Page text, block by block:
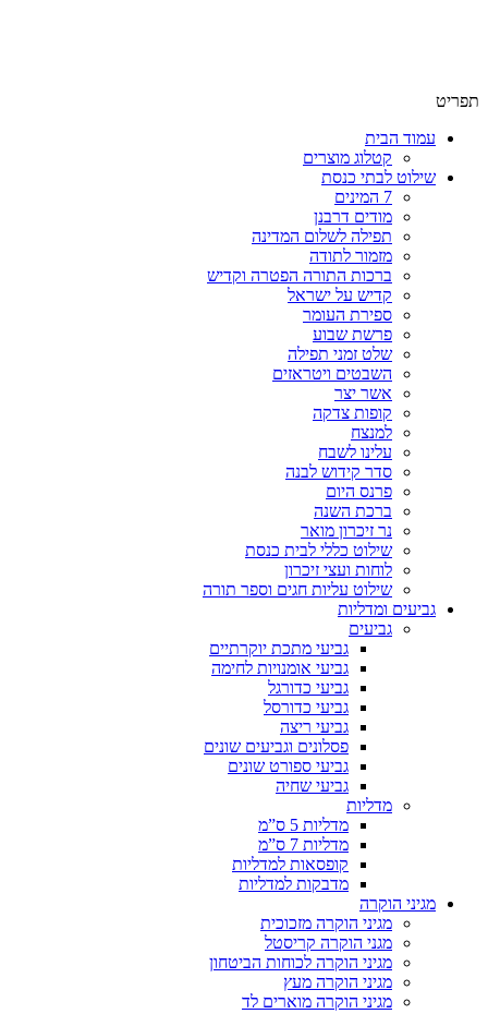
תפריט
עמוד הבית
קטלוג מוצרים
שילוט לבתי כנסת
7 המינים
מודים דרבנן
תפילה לשלום המדינה
מזמור לתודה
ברכות התורה הפטרה וקדיש
קדיש על ישראל
ספירת העומר
פרשת שבוע
שלט זמני תפילה
השבטים ויטראזים
אשר יצר
קופות צדקה
למנצח
עלינו לשבח
סדר קידוש לבנה
פרנס היום
ברכת השנה
נר זיכרון מואר
שילוט כללי לבית כנסת
לוחות ועצי זיכרון
שילוט עליות חגים וספר תורה
גביעים ומדליות
גביעים
גביעי מתכת יוקרתיים
גביעי אומנויות לחימה
גביעי כדורגל
גביעי כדורסל
גביעי ריצה
פסלונים וגביעים שונים
גביעי ספורט שונים
גביעי שחיה
מדליות
מדליות 5 ס”מ
מדליות 7 ס”מ
קופסאות למדליות
מדבקות למדליות
מגיני הוקרה
מגיני הוקרה מזכוכית
מגני הוקרה קריסטל
מגיני הוקרה לכוחות הביטחון
מגיני הוקרה מעץ
מגיני הוקרה מוארים לד